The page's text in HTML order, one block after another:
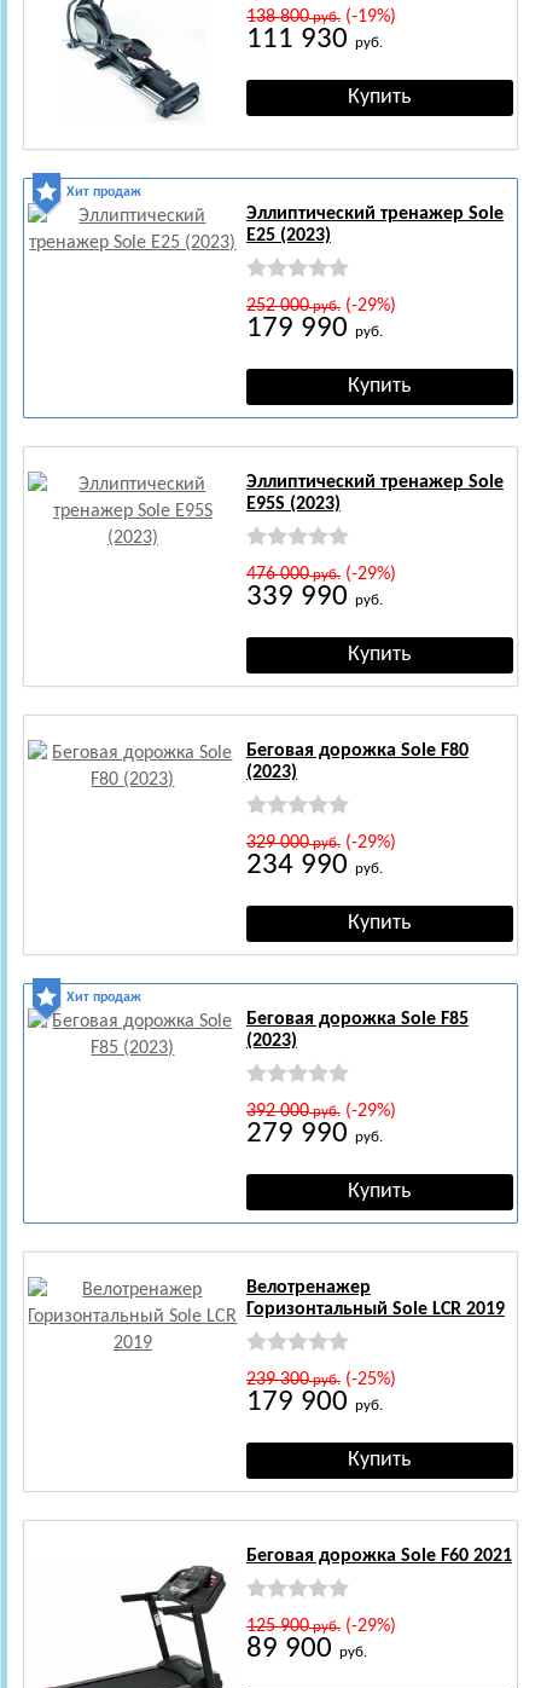
138 800руб.(-19%)
111 930 руб.
Хит продаж
Эллиптический тренажер Sole
E25 (2023)
252 000руб.(-29%)
179 990 руб.
Эллиптический тренажер Sole
E95S (2023)
476 000руб.(-29%)
339 990 руб.
Беговая дорожка Sole F80
(2023)
329 000руб.(-29%)
234 990 руб.
Хит продаж
Беговая дорожка Sole F85
(2023)
392 000руб.(-29%)
279 990 руб.
Велотренажер
Горизонтальный Sole LCR 2019
239 300руб.(-25%)
179 900 руб.
Беговая дорожка Sole F60 2021
125 900руб.(-29%)
89 900 руб.